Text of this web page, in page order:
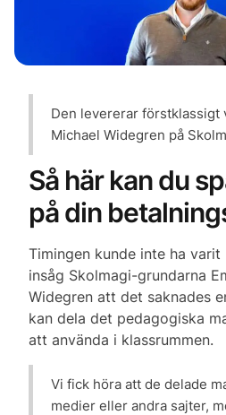
Den levererar förstklassigt
Michael Widegren på
Så här kan du
på din
Timingen kunde inte ha
insåg Skolmagi-grundarna
Widegren att det saknades
kan dela det pedagogiska
att använda i klassrummen.
Vi fick höra att de delade
medier eller andra sajter,